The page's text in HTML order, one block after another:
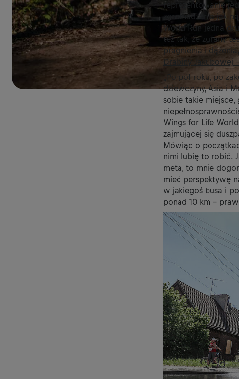
reprezentowanie
zgromadzenia jak
World Run jedna
też tak, że zgrany
pragnienia i
Drabiny Jakubowej
„Po pół roku, po
dziewczyny, Asia i
sobie takie miejsce,
Wings for Life
zajmującej się
Mówiąc o
nimi lubię to robić.
meta, to mnie
mieć perspektywę
w jakiegoś busa i
ponad 10 km –